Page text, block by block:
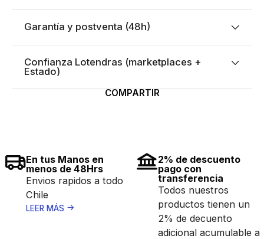
Garantía y postventa (48h)
Confianza Lotendras (marketplaces +
Estado)
COMPARTIR
En tus Manos en
menos de 48Hrs
Envios rapidos a todo
Chile
LEER MÁS
2% de descuento
pago con
transferencia
Todos nuestros
productos tienen un
2% de decuento
adicional acumulable a